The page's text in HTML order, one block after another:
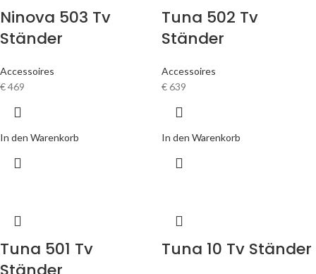
Ninova 503 Tv
Ständer
Accessoires
€469
In den Warenkorb
Tuna 502 Tv
Ständer
Accessoires
€639
In den Warenkorb
Tuna 501 Tv
Tuna 10 Tv Ständer